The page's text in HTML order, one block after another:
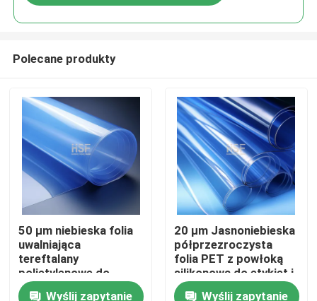
Dom
Produkty
Polecane produkty
50 μm niebieska folia
uwalniająca
tereftalany
polietylenowe do
zastosowań w
Wyślij zapytanie
20 µm Jasnoniebieska
półprzezroczysta
folia PET z powłoką
silikonową do etykiet i
opakowań
Wyślij zapytanie